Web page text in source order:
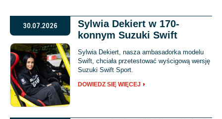
30.07.2026
Sylwia Dekiert w 170-
konnym Suzuki Swift
Sylwia Dekiert, nasza ambasadorka modelu
Swift, chciała przetestować wyścigową wersję
Suzuki Swift Sport.
DOWIEDZ SIĘ WIĘCEJ